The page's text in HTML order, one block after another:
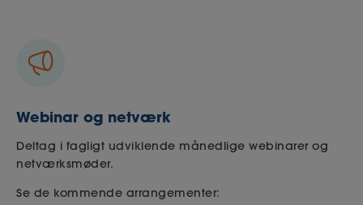
Webinar og netværk
Deltag i fagligt udviklende månedlige webinarer og
netværksmøder.
Se de kommende arrangementer: